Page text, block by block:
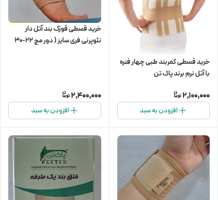
خرید قسطی کمربند طبی چهار فنره
با آتل نرم برند پاک تن
2,100,000
افزودن به سبد
خرید قسطی قوزک بند آتل دار
نئوپرنی فری سایز ( دور مچ 22-30
2,400,000
افزودن به سبد